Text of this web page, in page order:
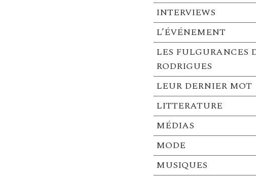
INTERVIEWS
L’ÉVÉNEMENT
LES FULGURANCES
RODRIGUES
LEUR DERNIER MOT
LITTERATURE
MÉDIAS
MODE
MUSIQUES